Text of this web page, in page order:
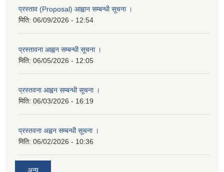
प्रस्ताव (Proposal) आह्वान सम्बन्धी सूचना ।
मिति: 06/09/2026 - 12:54
प्रस्तावना आह्वन सम्बन्धी सूचना ।
मिति: 06/05/2026 - 12:05
प्रस्तवना आह्वन सम्बन्धी सूचना ।
मिति: 06/03/2026 - 16:19
प्रस्तवना अह्वन सम्बन्धी सूचना ।
मिति: 06/02/2026 - 10:36
अन्य